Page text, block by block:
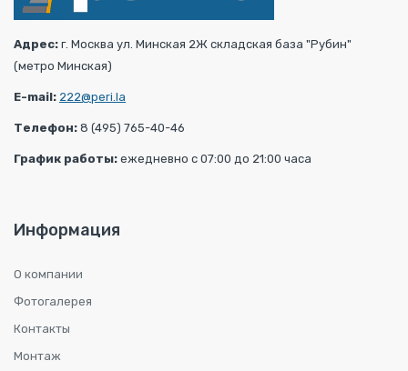
Адрес: г. Москва ул. Минская 2Ж складская база "Рубин"
(метро Минская)
E-mail: 222@peri.la
Телефон: 8 (495) 765-40-46
График работы: ежедневно с 07:00 до 21:00 часа
Информация
О компании
Фотогалерея
Контакты
Монтаж